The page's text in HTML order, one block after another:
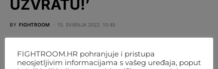
UZVRATU!’
BY FIGHTROOM 15. SVIBNJA 2022. 10:45
FIGHTROOM.HR pohranjuje i pristupa
neosjetljivim informacijama s vašeg uređaja, poput